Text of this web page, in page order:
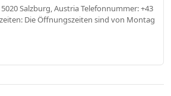
Salzburg, Austria Telefonnummer: +43
Die Öffnungszeiten sind von Montag